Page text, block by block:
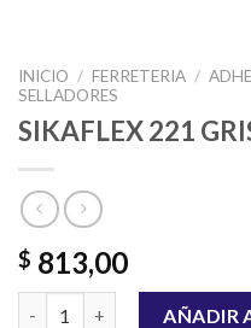
INICIO / FERRETERIA /
SELLADORES
SIKAFLEX 221
$ 813,00
SIKAFLEX 221 GRIS cantidad
AÑADIR